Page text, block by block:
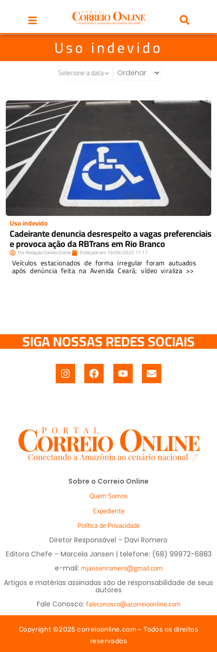
Uso indevido
Selecione a data
Uso indevido
Cadeirante denuncia desrespeito a vagas preferenciais
e provoca ação da RBTrans em Rio Branco
PorRedação Correio Online Publicado em19/06/2025 11:17
Veículos estacionados de forma irregular foram autuados
após denúncia feita na Avenida Ceará; vídeo viraliza >>
SIGA NOSSAS REDES SOCIAIS
Sobre o Correio Online
Quem Somos
Expediente
Política de Privacidade
Diretor Responsável – Davi Romero
Editora Chefe – Marcela Jansen | telefone: (68) 99972-6883
e-mail: mjansenromero@gmail.com
Artigos e matérias assinadas são de responsabilidade de seus
autores
Fale Conosco: faleconosco@acorreioonline.com
Copyright ©2025 correioonline.com – Todos os direitos
reservados